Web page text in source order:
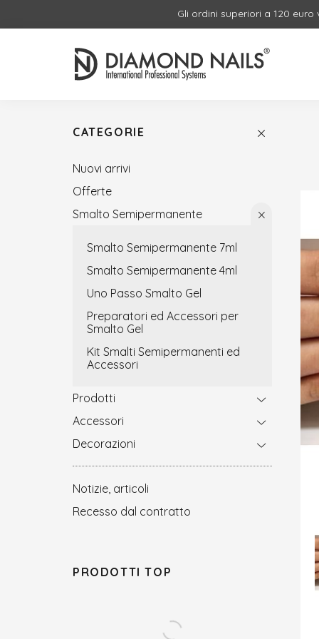
Gli ordini superiori a 120
CATEGORIE
Nuovi arrivi
Offerte
Smalto Semipermanente
Smalto Semipermanente 7ml
Smalto Semipermanente 4ml
Uno Passo Smalto Gel
Preparatori ed Accessori per
Smalto Gel
Kit Smalti Semipermanenti ed
Accessori
Prodotti
Accessori
Decorazioni
Notizie, articoli
Recesso dal contratto
PRODOTTI TOP